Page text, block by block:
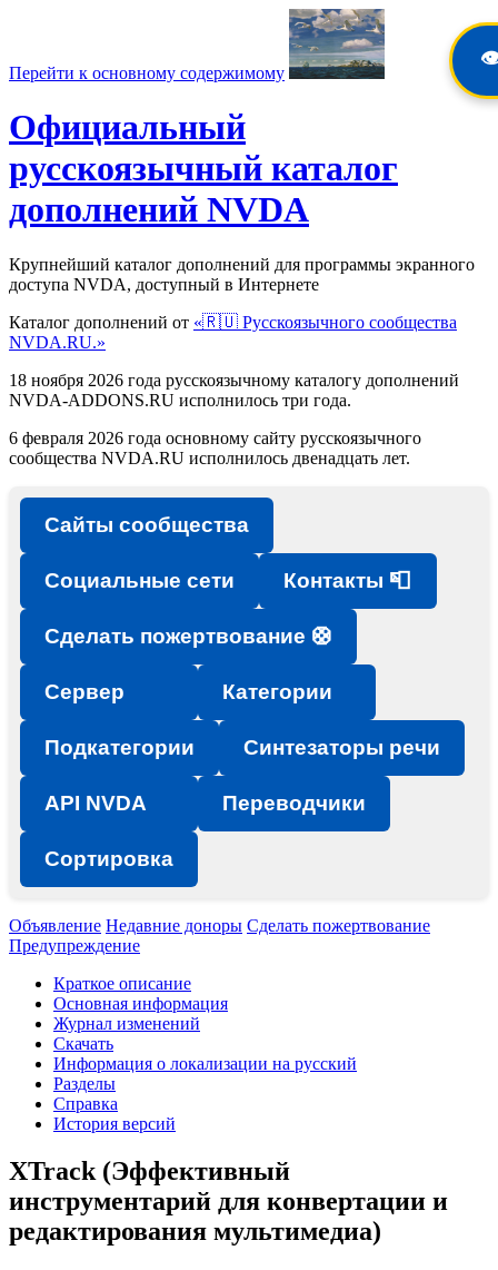
Перейти к основному содержимому
Официальный
русскоязычный каталог
дополнений NVDA
Крупнейший каталог дополнений для программы экранного
доступа NVDA, доступный в Интернете
Каталог дополнений от «🇷🇺 Русскоязычного сообщества
NVDA.RU.»
18 ноября 2026 года русскоязычному каталогу дополнений
NVDA-ADDONS.RU исполнилось три года.
6 февраля 2026 года основному сайту русскоязычного
сообщества NVDA.RU исполнилось двенадцать лет.
Сайты сообщества
Социальные сети Контакты 📮
Сделать пожертвование 🛟
Сервер Категории
Подкатегории Синтезаторы речи
API NVDA Переводчики
Сортировка
Объявление Недавние доноры Сделать пожертвование
Предупреждение
Краткое описание
Основная информация
Журнал изменений
Скачать
Информация о локализации на русский
Разделы
Справка
История версий
XTrack (Эффективный
инструментарий для конвертации и
редактирования мультимедиа)